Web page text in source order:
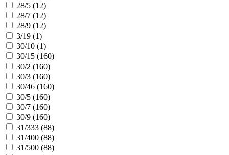
28/5 (12)
28/7 (12)
28/9 (12)
3/19 (1)
30/10 (1)
30/15 (160)
30/2 (160)
30/3 (160)
30/46 (160)
30/5 (160)
30/7 (160)
30/9 (160)
31/333 (88)
31/400 (88)
31/500 (88)